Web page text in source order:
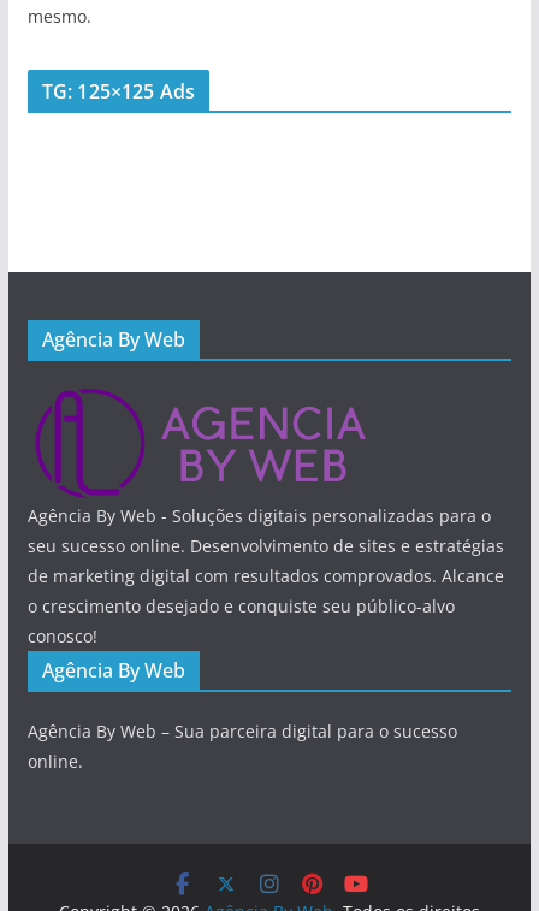
mesmo.
TG: 125×125 Ads
Agência By Web
Agência By Web - Soluções digitais personalizadas para o
seu sucesso online. Desenvolvimento de sites e estratégias
de marketing digital com resultados comprovados. Alcance
o crescimento desejado e conquiste seu público-alvo
conosco!
Agência By Web
Agência By Web – Sua parceira digital para o sucesso
online.